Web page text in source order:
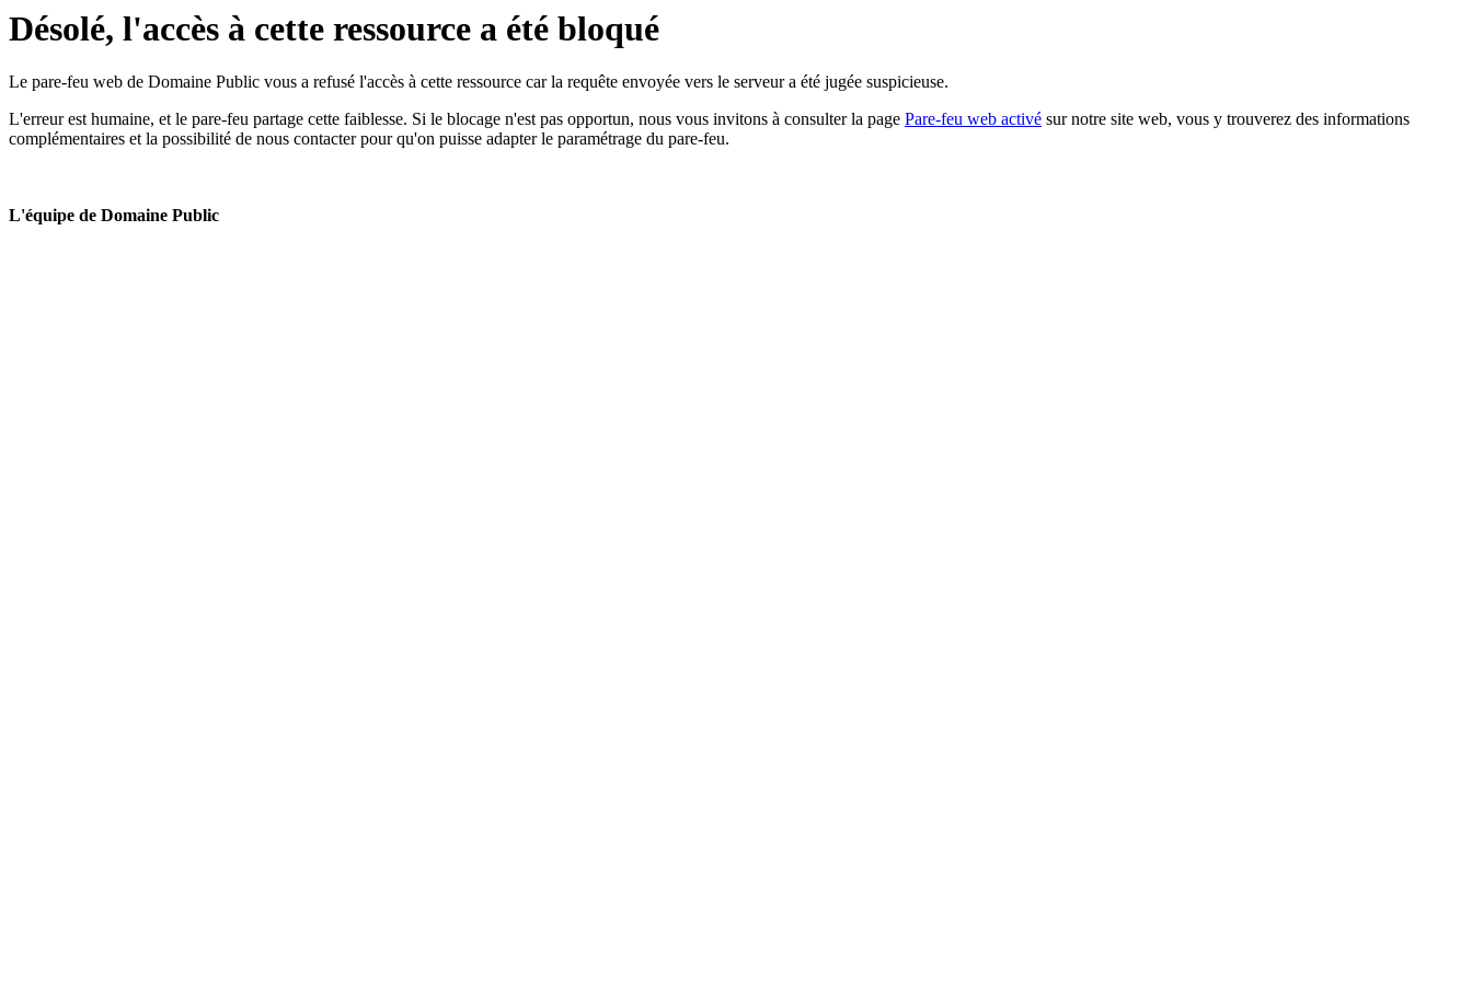
Désolé, l'accès à cette ressource a été bloqué
Le pare-feu web de Domaine Public vous a refusé l'accès à cette ressource car la requête envoyée vers le serveur a été jugée suspicieuse.
L'erreur est humaine, et le pare-feu partage cette faiblesse. Si le blocage n'est pas opportun, nous vous invitons à consulter la page Pare-feu web activé sur notre site web, vous y trouverez des informations
complémentaires et la possibilité de nous contacter pour qu'on puisse adapter le paramétrage du pare-feu.
L'équipe de Domaine Public